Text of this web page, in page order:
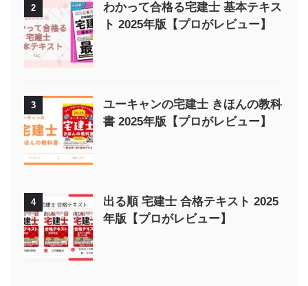
2
わかって合格る宅建士 基本テキス
ト 2025年版【プロがレビュー】
3
ユーキャンの宅建士 きほんの教科
書 2025年版【プロがレビュー】
4
出る順 宅建士 合格テキスト 2025
年版【プロがレビュー】